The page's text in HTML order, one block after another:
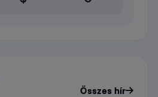
Összes hír